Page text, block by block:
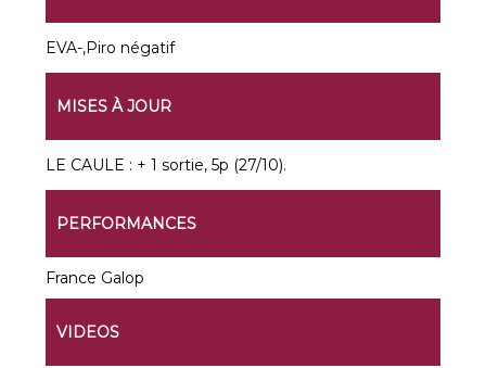
EVA-,Piro négatif
MISES À JOUR
LE CAULE : + 1 sortie, 5p (27/10).
PERFORMANCES
France Galop
VIDEOS